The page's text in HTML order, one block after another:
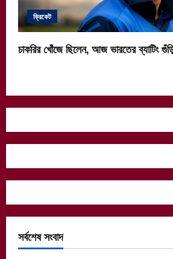
ক্রিকেট
চাকরির খোঁজে ছিলেন, আজ ভারতের ব্যাটিং
সর্বশেষ সংবাদ